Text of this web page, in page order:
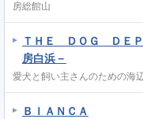
房総館山
ＴＨＥ ＤＯＧ ＤＥ
房白浜－
愛犬と飼い主さんのための海
ＢＩＡＮＣＡ